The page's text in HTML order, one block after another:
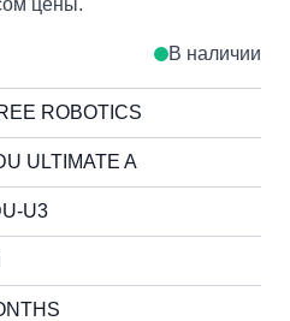
цены.
В наличии
ROBOTICS
ULTIMATE A
U3